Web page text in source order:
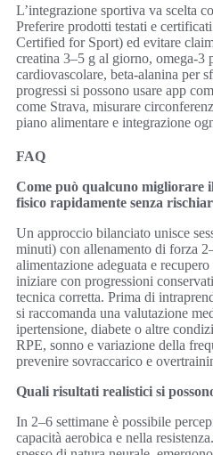
L’integrazione sportiva va scelta
Preferire prodotti testati e
Certified for Sport) ed evitare
creatina 3–5 g al giorno, omega-3
cardiovascolare, beta-alanina per
progressi si possono usare app
come Strava, misurare
piano alimentare e integrazione
FAQ
Come può qualcuno migliorare
fisico rapidamente senza
Un approccio bilanciato unisce
minuti) con allenamento di forza
alimentazione adeguata e
iniziare con progressioni
tecnica corretta. Prima di
si raccomanda una valutazione
ipertensione, diabete o altre
RPE, sonno e variazione della
prevenire sovraccarico e
Quali risultati realistici si
In 2–6 settimane è possibile
capacità aerobica e nella